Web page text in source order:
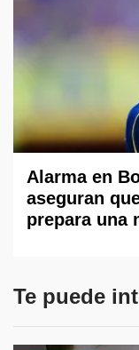
Alarma en
aseguran
prepara una
Te puede